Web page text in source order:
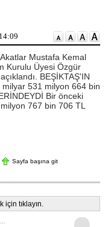
Mustafa Kemal
Kurulu Üyesi Özgür
BEŞİKTAŞ'IN
milyar 531 milyon 664 bin
Bir önceki
767 bin 706 TL
Sayfa başına git
için tıklayın.
CHP Genel Başkanı Kemal
Kılıçdaroğlu, Ankara Ulus'ta esnaf
ziyareti yaptı. Kılıçdaroğlu'na parti
yöneticileri eşlik etti.
sevk edildi
İstanbul Emniyet Müdürlüğü Mali
Suçlarla Mücadele Şube Müdürlüğü
ekiplerince Ahbap Derneği'nin ...